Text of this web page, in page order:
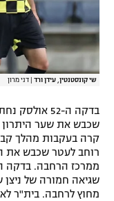
שי קונסטנטין, עידן ורד דני מרון
בדקה ה-52
שכבש את שער
קרה בעקבות מהלך
רוחב לעטר שכבש את
שגיאה חמורה של ניצן
מחוץ לרחבה. בית"ר